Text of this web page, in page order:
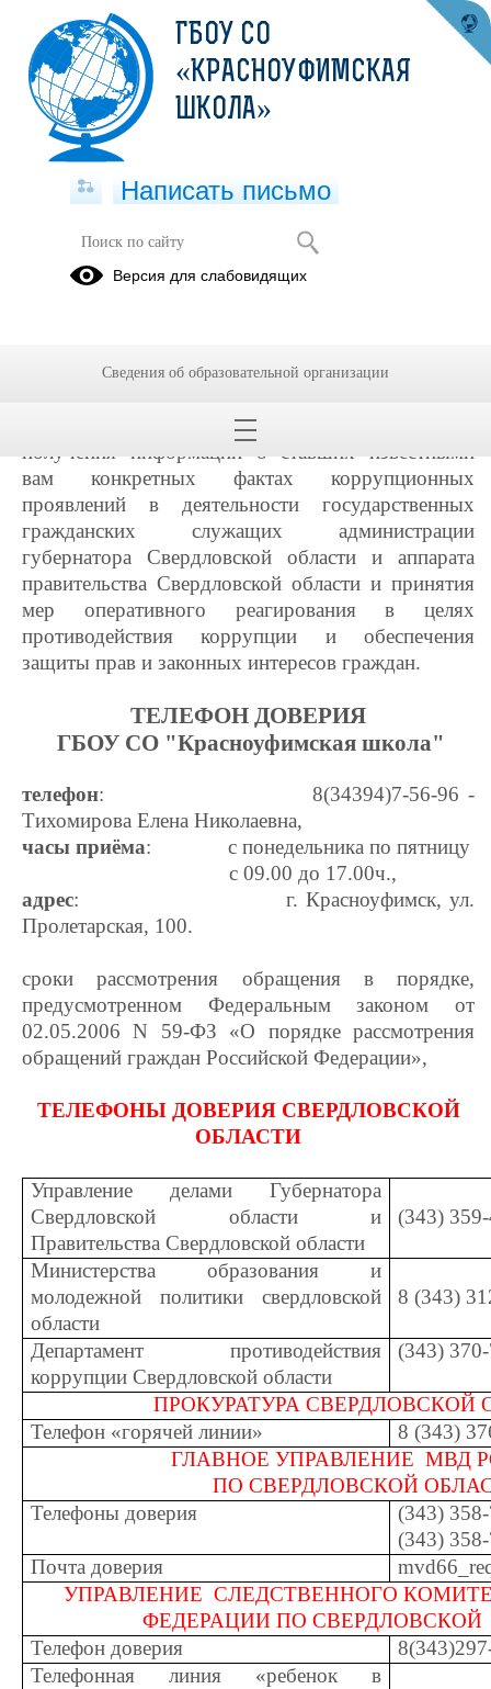
Телефон доверия
гражданами и организациями, созданный в целях
получения информации о ставших известными
вам конкретных фактах коррупционных
проявлений в деятельности государственных
гражданских служащих администрации
губернатора Свердловской области и аппарата
правительства Свердловской области и принятия
мер оперативного реагирования в целях
противодействия коррупции и обеспечения
защиты прав и законных интересов граждан.
ТЕЛЕФОН ДОВЕРИЯ
ГБОУ СО "Красноуфимская школа"
телефон: 8(34394)7-56-96 -
Тихомирова Елена Николаевна,
часы приёма: с понедельника по пятницу
с 09.00 до 17.00ч.,
адрес: г. Красноуфимск, ул.
Пролетарская, 100.
сроки рассмотрения обращения в порядке,
предусмотренном Федеральным законом от
02.05.2006 N 59-ФЗ «О порядке рассмотрения
обращений граждан Российской Федерации»,
ТЕЛЕФОНЫ ДОВЕРИЯ СВЕРДЛОВСКОЙ
ОБЛАСТИ
Управление делами Губернатора
Свердловской области и
Правительства Свердловской области
(343)
Министерства образования и
молодежной политики свердловской
области
8 (343)
Департамент противодействия
коррупции Свердловской области
(343)
ПРОКУРАТУРА СВЕРДЛОВСКОЙ
Телефон «горячей линии»
8 (343)
ГЛАВНОЕ УПРАВЛЕНИЕ МВД
ПО СВЕРДЛОВСКОЙ
Телефоны доверия
(343)
(343)
Почта доверия
УПРАВЛЕНИЕ СЛЕДСТВЕННОГО
ФЕДЕРАЦИИ ПО
Телефон доверия
Телефонная линия «ребенок в
ГБОУ СО
«КРАСНОУФИМСКАЯ
ШКОЛА»
Написать письмо
Версия для слабовидящих
Сведения об образовательной организации